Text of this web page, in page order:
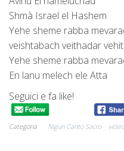
Shmà Israel el Hashem
Yehe sheme rabba
veishtabach veithadar
Yehe sheme rabba
En lanu melech ele Atta
Seguici e fa like!
Categoria Nigun Canto Sacro video